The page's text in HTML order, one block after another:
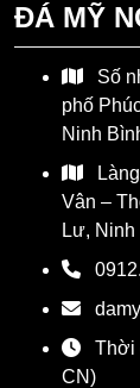
ĐÁ MỸ
Số
phố
Ninh
Vân –
Lư, Ninh
Thời
CN)